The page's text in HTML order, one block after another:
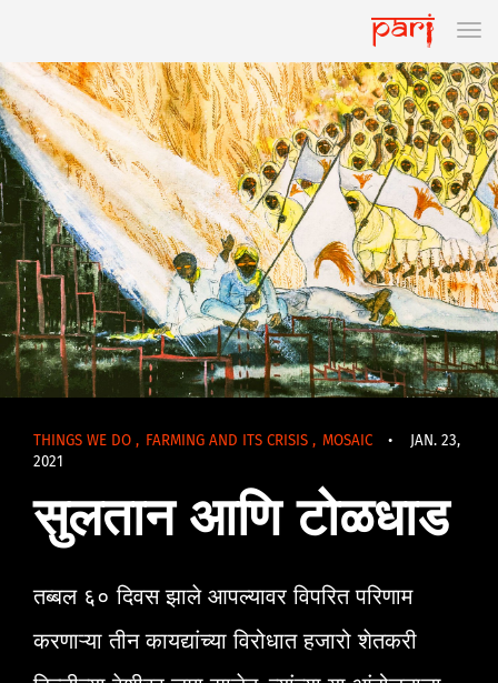
THINGS WE DO , FARMING AND ITS CRISIS , MOSAIC •
JAN. 23,
2021
सुलतान आणि टोळधाड
तब्बल ६० दिवस झाले आपल्यावर विपरित परिणाम
करणाऱ्या तीन कायद्यांच्या विरोधात हजारो शेतकरी